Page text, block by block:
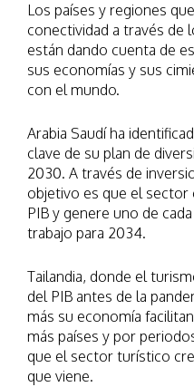
Los países y regiones
conectividad a través de
están dando cuenta de
sus economías y sus
con el mundo.
Arabia Saudí ha
clave de su plan de
2030. A través de
objetivo es que el sector
PIB y genere uno de
trabajo para 2034.
Tailandia, donde el
del PIB antes de la
más su economía
más países y por
que el sector turístico
que viene.